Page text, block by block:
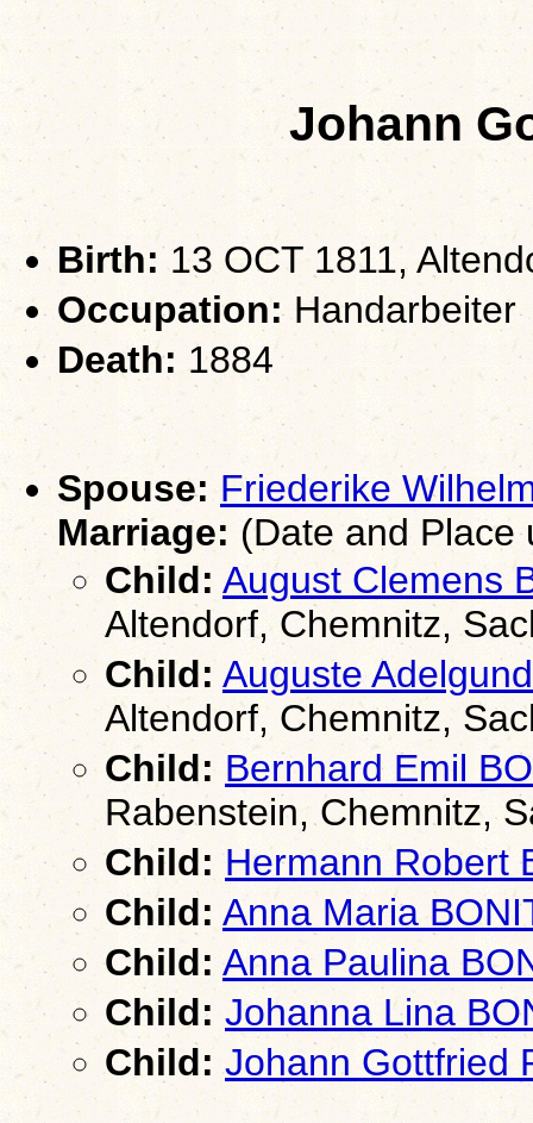
Johann
Birth:13 OCT 1811,
Occupation:Handarbeiter
Death: 1884
Spouse: Friederike
Marriage: (Date and Place
Child: August Clemens
Altendorf, Chemnitz,
Child:Auguste
Altendorf, Chemnitz,
Child: Bernhard Emil
Rabenstein, Chemnitz,
Child: Hermann Robert
Child: Anna Maria
Child: Anna Paulina
Child: Johanna Lina
Child: Johann Gottfried